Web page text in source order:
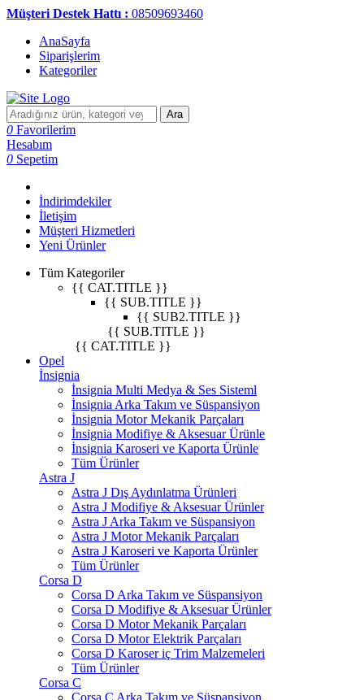
Müşteri Destek Hattı : 08509693460
AnaSayfa
Siparişlerim
Kategoriler
Ara
0 Favorilerim
Hesabım
0 Sepetim
İndirimdekiler
İletişim
Müşteri Hizmetleri
Yeni Ürünler
Tüm Kategoriler
{{ CAT.TITLE }}
{{ SUB.TITLE }}
{{ SUB2.TITLE }}
{{ SUB.TITLE }}
{{ CAT.TITLE }}
Opel
İnsignia
İnsignia Multi Medya & Ses Sisteml
İnsignia Arka Takım ve Süspansiyon
İnsignia Motor Mekanik Parçaları
İnsignia Modifiye & Aksesuar Ürünle
İnsignia Karoseri ve Kaporta Ürünle
Tüm Ürünler
Astra J
Astra J Dış Aydınlatma Ürünleri
Astra J Modifiye & Aksesuar Ürünler
Astra J Arka Takım ve Süspansiyon
Astra J Motor Mekanik Parçaları
Astra J Karoseri ve Kaporta Ürünler
Tüm Ürünler
Corsa D
Corsa D Arka Takım ve Süspansiyon
Corsa D Modifiye & Aksesuar Ürünler
Corsa D Motor Mekanik Parçaları
Corsa D Motor Elektrik Parçaları
Corsa D Karoser iç Trim Malzemeleri
Tüm Ürünler
Corsa C
Corsa C Arka Takım ve Süspansiyon